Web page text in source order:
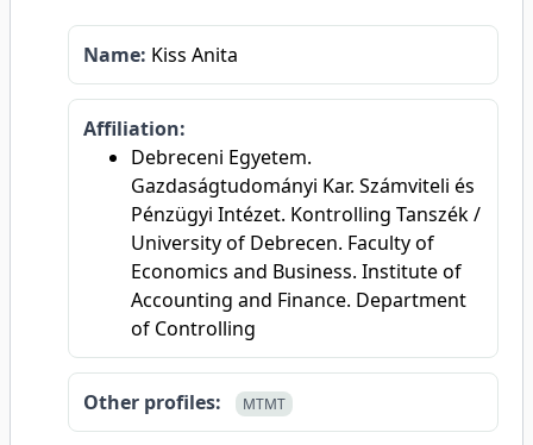
Name: Kiss Anita
Affiliation:
Debreceni Egyetem.
Gazdaságtudományi Kar. Számviteli és
Pénzügyi Intézet. Kontrolling Tanszék /
University of Debrecen. Faculty of
Economics and Business. Institute of
Accounting and Finance. Department
of Controlling
Other profiles: MTMT